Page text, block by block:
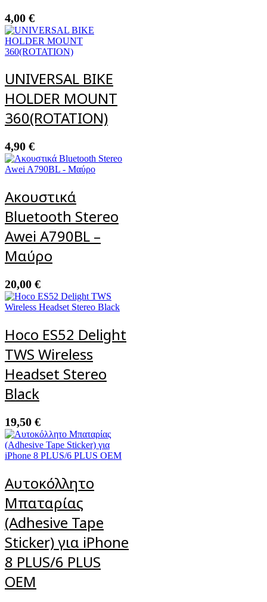
4,00 €
UNIVERSAL BIKE
HOLDER MOUNT
360(ROTATION)
4,90 €
Ακουστικά
Bluetooth Stereo
Awei A790BL –
Μαύρο
20,00 €
Hoco ES52 Delight
TWS Wireless
Headset Stereo
Black
19,50 €
Αυτοκόλλητο
Μπαταρίας
(Adhesive Tape
Sticker) για iPhone
8 PLUS/6 PLUS
ΟΕΜ